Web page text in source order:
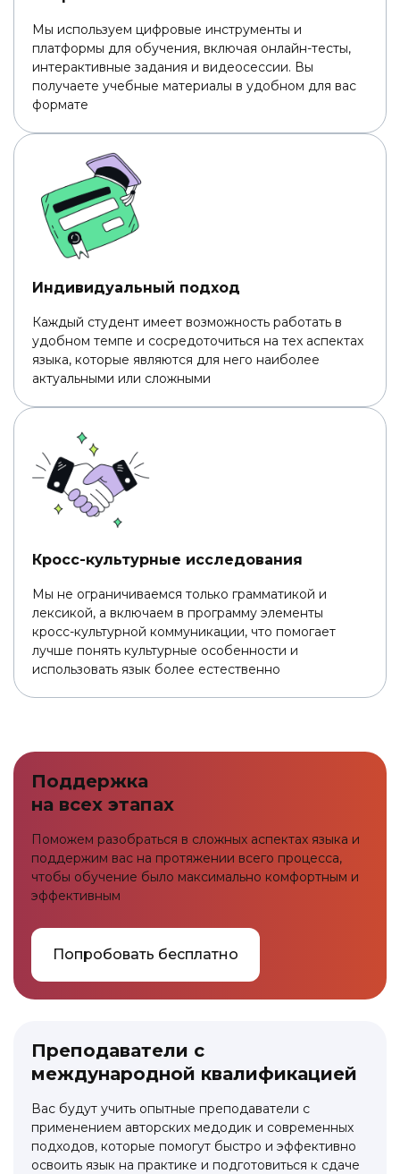
Мы используем цифровые инструменты и
платформы для обучения, включая онлайн-тесты,
интерактивные задания и видеосессии. Вы
получаете учебные материалы в удобном для вас
формате
Индивидуальный подход
Каждый студент имеет возможность работать в
удобном темпе и сосредоточиться на тех аспектах
языка, которые являются для него наиболее
актуальными или сложными
Кросс-культурные исследования
Мы не ограничиваемся только грамматикой и
лексикой, а включаем в программу элементы
кросс-культурной коммуникации, что помогает
лучше понять культурные особенности и
использовать язык более естественно
Поддержка
на всех этапах
Поможем разобраться в сложных аспектах языка и
поддержим вас на протяжении всего процесса,
чтобы обучение было максимально комфортным и
эффективным
Попробовать бесплатно
Преподаватели с
международной квалификацией
Вас будут учить опытные преподаватели с
применением авторских медодик и современных
подходов, которые помогут быстро и эффективно
освоить язык на практике и подготовиться к сдаче